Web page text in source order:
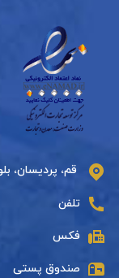
قم، پردیسان،
تلفن
فکس
صندوق پستی